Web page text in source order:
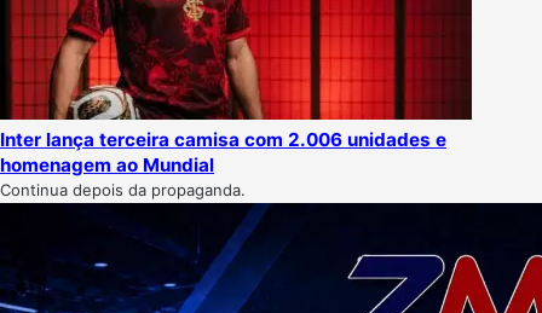
Inter lança terceira camisa com 2.006 unidades e
homenagem ao Mundial
Continua depois da propaganda.